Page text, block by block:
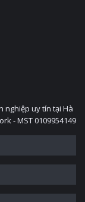
nghiệp uy tín tại Hà
- MST 0109954149